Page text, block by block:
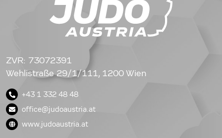
ZVR: 73072391
Wehlistraße 29/1/111, 1200 Wien
+43 1 332 48 48
office@judoaustria.at
www.judoaustria.at